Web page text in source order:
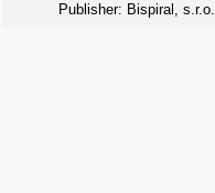
Publisher: Bispiral, s.r.o.